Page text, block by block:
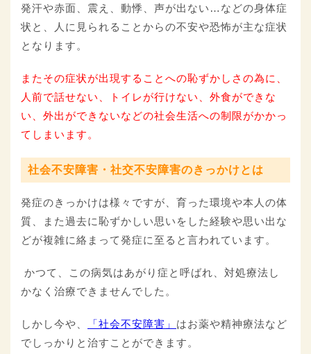
発汗や赤面、震え、動悸、声が出ない…などの身体症
状と、人に見られることからの不安や恐怖が主な症状
となります。
またその症状が出現することへの恥ずかしさの為に、
人前で話せない、トイレが行けない、外食ができな
い、外出ができないなどの社会生活への制限がかかっ
てしまいます。
社会不安障害・社交不安障害のきっかけとは
発症のきっかけは様々ですが、育った環境や本人の体
質、また過去に恥ずかしい思いをした経験や思い出な
どが複雑に絡まって発症に至ると言われています。
かつて、この病気はあがり症と呼ばれ、対処療法し
かなく治療できませんでした。
しかし今や、 「社会不安障害」 はお薬や精神療法など
でしっかりと治すことができます。